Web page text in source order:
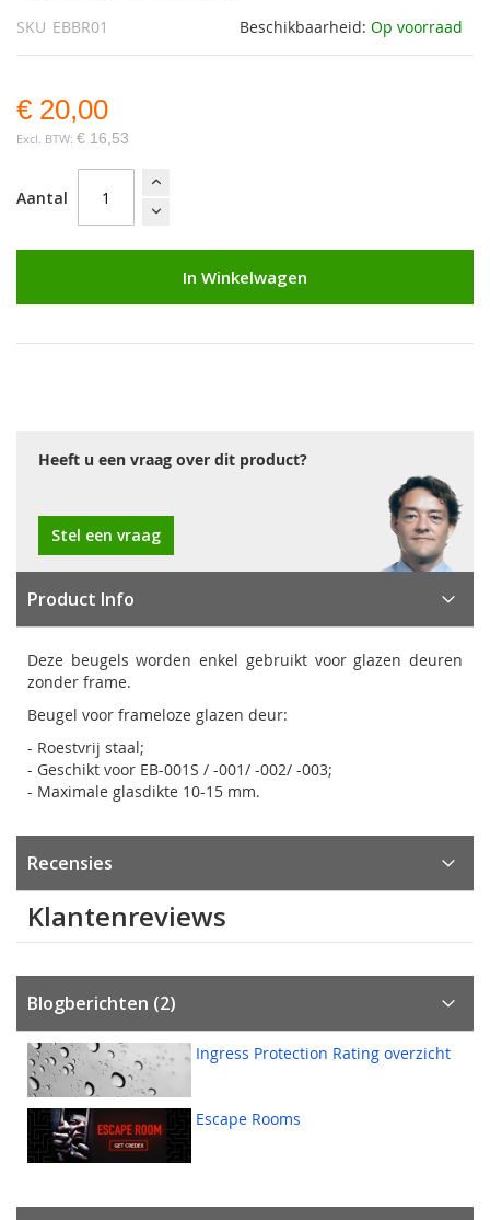
Beschikbaarheid: Op voorraad
SKU EBBR01
€ 20,00
€ 16,53
Aantal
In Winkelwagen
Heeft u een vraag over dit product?
Stel een vraag
Product Info
Deze beugels worden enkel gebruikt voor glazen deuren
zonder frame.
Beugel voor frameloze glazen deur:
- Roestvrij staal;
- Geschikt voor EB-001S / -001/ -002/ -003;
- Maximale glasdikte 10-15 mm.
Recensies
Klantenreviews
Blogberichten (2)
Ingress Protection Rating overzicht
Escape Rooms